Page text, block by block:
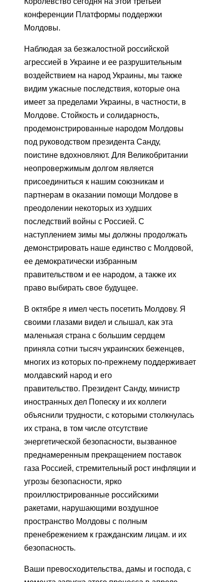
конференции Платформы поддержки
Молдовы.
Наблюдая за безжалостной российской
агрессией в Украине и ее разрушительным
воздействием на народ Украины, мы также
видим ужасные последствия, которые она
имеет за пределами Украины, в частности, в
Молдове. Стойкость и солидарность,
продемонстрированные народом Молдовы
под руководством президента Санду,
поистине вдохновляют. Для Великобритании
неопровержимым долгом является
присоединиться к нашим союзникам и
партнерам в оказании помощи Молдове в
преодолении некоторых из худших
последствий войны с Россией. С
наступлением зимы мы должны продолжать
демонстрировать наше единство с Молдовой,
ее демократически избранным
правительством и ее народом, а также их
право выбирать свое будущее.
В октябре я имел честь посетить Молдову. Я
своими глазами видел и слышал, как эта
маленькая страна с большим сердцем
приняла сотни тысяч украинских беженцев,
многих из которых по-прежнему поддерживает
молдавский народ и его
правительство. Президент Санду, министр
иностранных дел Попеску и их коллеги
объяснили трудности, с которыми столкнулась
их страна, в том числе отсутствие
энергетической безопасности, вызванное
преднамеренным прекращением поставок
газа Россией, стремительный рост инфляции и
угрозы безопасности, ярко
проиллюстрированные российскими
ракетами, нарушающими воздушное
пространство Молдовы с полным
пренебрежением к гражданским лицам. и их
безопасность.
Ваши превосходительства, дамы и господа, с